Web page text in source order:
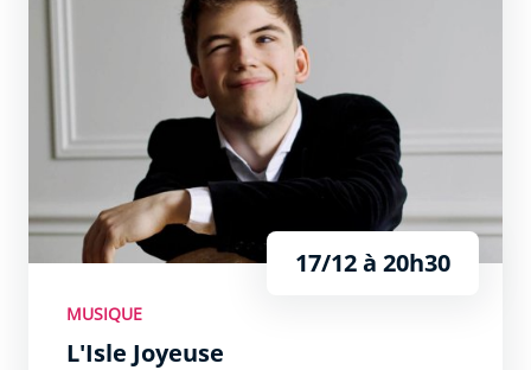
17/12 à 20h30
MUSIQUE
L'Isle Joyeuse